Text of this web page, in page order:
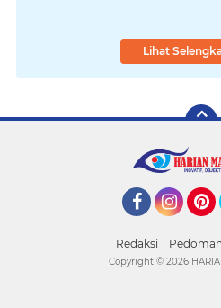
Lihat
Redaksi
Copyright © 2026